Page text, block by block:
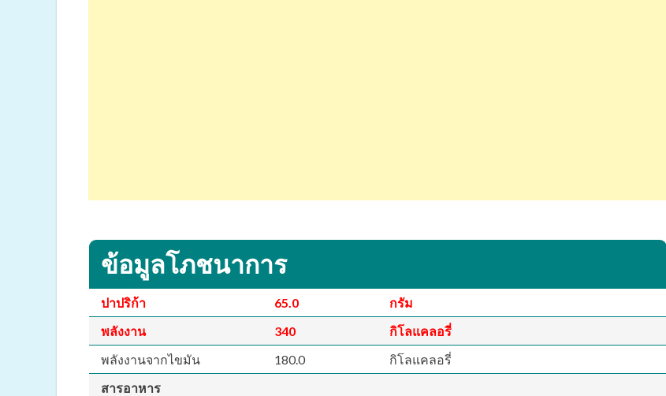
ข้อมูลโภชนาการ
ปาปริก้า 65.0
กรัม
พลังงาน
340
กิโลแคลอรี่
พลังงานจากไขมัน
180.0
กิโลแคลอรี่
สารอาหาร